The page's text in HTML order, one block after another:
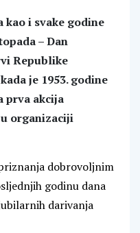
kao i svake godine
– Dan
Republike
je 1953. godine
prva akcija
organizaciji
dobrovoljnim
godinu dana
darivanja